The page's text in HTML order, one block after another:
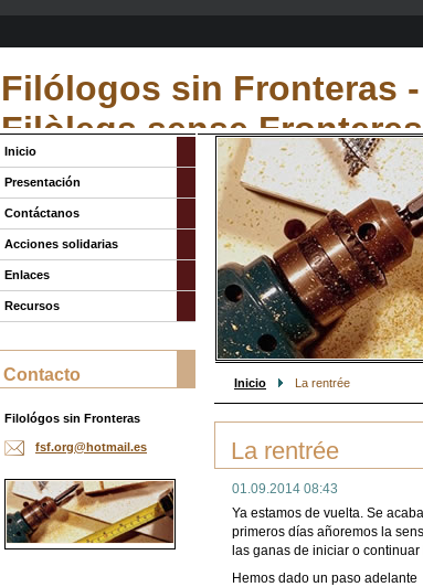
Filólogos sin Fronteras -
Filòlegs sense Fronteres
Inicio La rentrée
La rentrée
01.09.2014 08:43
Ya estamos de vuelta. Se
primeros días añoremos la
las ganas de iniciar o
Hemos dado un paso
Inicio
Presentación
Contáctanos
Acciones solidarias
Enlaces
Recursos
Contacto
Filológos sin Fronteras
fsf.org@hotmail.es